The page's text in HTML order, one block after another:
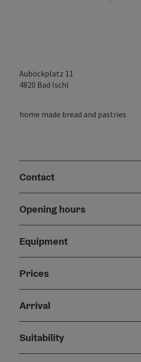
Auböckplatz 11
4820 Bad Ischl
home made bread and pastries
Contact
Opening hours
Equipment
Prices
Arrival
Suitability